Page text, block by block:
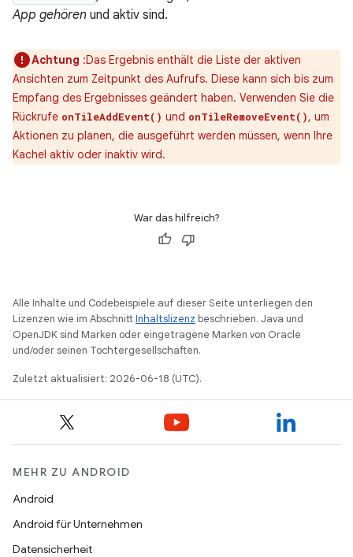
App gehören und aktiv sind.
Achtung :Das Ergebnis enthält die Liste der aktiven
Ansichten zum Zeitpunkt des Aufrufs. Diese kann sich bis zum
Empfang des Ergebnisses geändert haben. Verwenden Sie die
Rückrufe onTileAddEvent() und onTileRemoveEvent(), um
Aktionen zu planen, die ausgeführt werden müssen, wenn Ihre
Kachel aktiv oder inaktiv wird.
War das hilfreich?
Alle Inhalte und Codebeispiele auf dieser Seite unterliegen den
Lizenzen wie im AbschnittInhaltslizenz beschrieben. Java und
OpenJDK sind Marken oder eingetragene Marken von Oracle
und/oder seinen Tochtergesellschaften.
Zuletzt aktualisiert: 2026-06-18 (UTC).
MEHR ZU ANDROID
Android
Android für Unternehmen
Datensicherheit